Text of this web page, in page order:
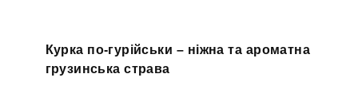
Курка по-гурійськи – ніжна та ароматна
грузинська страва